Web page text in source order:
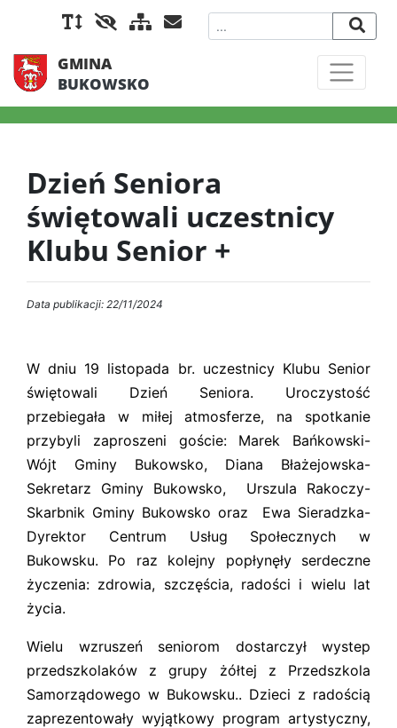
GMINA
BUKOWSKO
Dzień Seniora
świętowali uczestnicy
Klubu Senior +
Data publikacji: 22/11/2024
W dniu 19 listopada br. uczestnicy Klubu Senior
świętowali Dzień Seniora. Uroczystość
przebiegała w miłej atmosferze, na spotkanie
przybyli zaproszeni goście: Marek Bańkowski-
Wójt Gminy Bukowsko, Diana Błażejowska-
Sekretarz Gminy Bukowsko, Urszula Rakoczy-
Skarbnik Gminy Bukowsko oraz Ewa Sieradzka-
Dyrektor Centrum Usług Społecznych w
Bukowsku. Po raz kolejny popłynęły serdeczne
życzenia: zdrowia, szczęścia, radości i wielu lat
życia.
Wielu wzruszeń seniorom dostarczył wystep
przedszkolaków z grupy żółtej z Przedszkola
Samorządowego w Bukowsku.. Dzieci z radością
zaprezentowały wyjątkowy program artystyczny,